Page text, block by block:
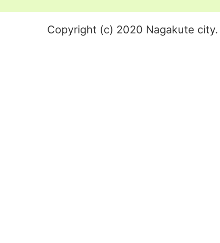
Copyright (c) 2020 Nagakute